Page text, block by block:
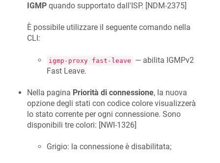
IGMP quando supportato dall'ISP. [NDM-2375]
È possibile utilizzare il seguente comando nella
CLI:
igmp-proxy fast-leave
— abilita IGMPv2
Fast Leave.
Nella pagina Priorità di connessione, la nuova
opzione degli stati con codice colore visualizzerà
lo stato corrente per ogni connessione. Sono
disponibili tre colori: [NWI-1326]
Grigio: la connessione è disabilitata;